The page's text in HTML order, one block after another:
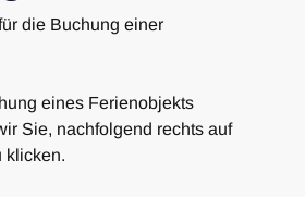
die Buchung einer
eines Ferienobjekts
Sie, nachfolgend rechts auf
klicken.